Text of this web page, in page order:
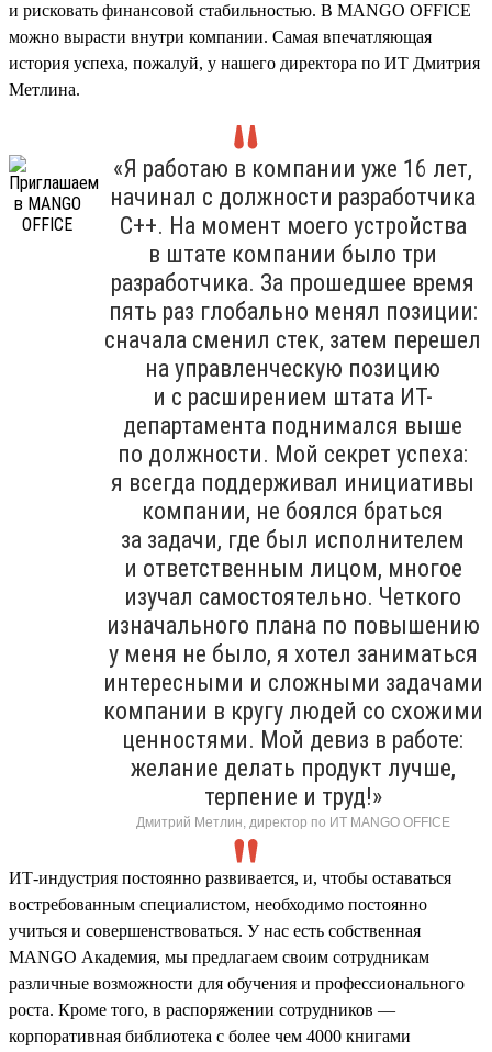
и рисковать финансовой стабильностью. В MANGO OFFICE
можно вырасти внутри компании. Самая впечатляющая
история успеха, пожалуй, у нашего директора по ИТ Дмитрия
Метлина.
«Я работаю в компании уже 16 лет,
начинал с должности разработчика
С++. На момент моего устройства
в штате компании было три
разработчика. За прошедшее время
пять раз глобально менял позиции:
сначала сменил стек, затем перешел
на управленческую позицию
и с расширением штата ИТ-
департамента поднимался выше
по должности. Мой секрет успеха:
я всегда поддерживал инициативы
компании, не боялся браться
за задачи, где был исполнителем
и ответственным лицом, многое
изучал самостоятельно. Четкого
изначального плана по повышению
у меня не было, я хотел заниматься
интересными и сложными задачами
компании в кругу людей со схожими
ценностями. Мой девиз в работе:
желание делать продукт лучше,
терпение и труд!»
Дмитрий Метлин, директор по ИТ MANGO OFFICE
ИТ-индустрия постоянно развивается, и, чтобы оставаться
востребованным специалистом, необходимо постоянно
учиться и совершенствоваться. У нас есть собственная
MANGO Академия, мы предлагаем своим сотрудникам
различные возможности для обучения и профессионального
роста. Кроме того, в распоряжении сотрудников —
корпоративная библиотека с более чем 4000 книгами